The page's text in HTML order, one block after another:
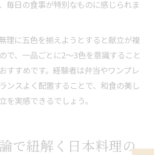
毎日の食事が特別なものに感じられま
理に五色を揃えようとすると献立が複
で、一品ごとに2～3色を意識すること
すすめです。経験者は弁当やワンプレ
ンスよく配置することで、和食の美し
を実感できるでしょう。
で紐解く日本料理の